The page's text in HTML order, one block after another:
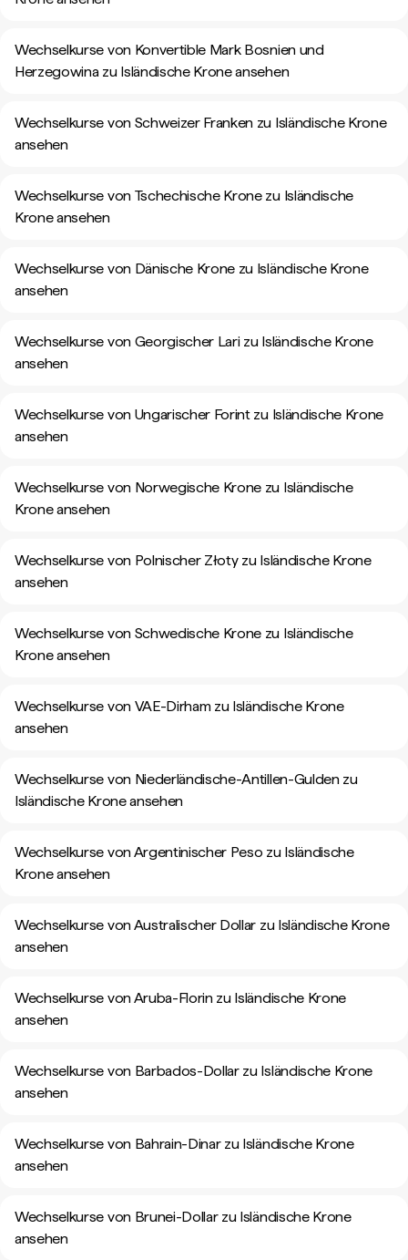
Wechselkurse von Konvertible Mark Bosnien und
Herzegowina zu Isländische Krone ansehen
Wechselkurse von Schweizer Franken zu Isländische Krone
ansehen
Wechselkurse von Tschechische Krone zu Isländische
Krone ansehen
Wechselkurse von Dänische Krone zu Isländische Krone
ansehen
Wechselkurse von Georgischer Lari zu Isländische Krone
ansehen
Wechselkurse von Ungarischer Forint zu Isländische Krone
ansehen
Wechselkurse von Norwegische Krone zu Isländische
Krone ansehen
Wechselkurse von Polnischer Złoty zu Isländische Krone
ansehen
Wechselkurse von Schwedische Krone zu Isländische
Krone ansehen
Wechselkurse von VAE-Dirham zu Isländische Krone
ansehen
Wechselkurse von Niederländische-Antillen-Gulden zu
Isländische Krone ansehen
Wechselkurse von Argentinischer Peso zu Isländische
Krone ansehen
Wechselkurse von Australischer Dollar zu Isländische Krone
ansehen
Wechselkurse von Aruba-Florin zu Isländische Krone
ansehen
Wechselkurse von Barbados-Dollar zu Isländische Krone
ansehen
Wechselkurse von Bahrain-Dinar zu Isländische Krone
ansehen
Wechselkurse von Brunei-Dollar zu Isländische Krone
ansehen